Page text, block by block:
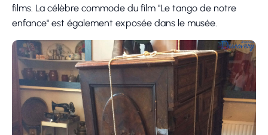
films. La célèbre commode du film "Le tango de notre
enfance" est également exposée dans le musée.